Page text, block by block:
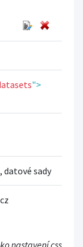
">
datové sady
nastavení css